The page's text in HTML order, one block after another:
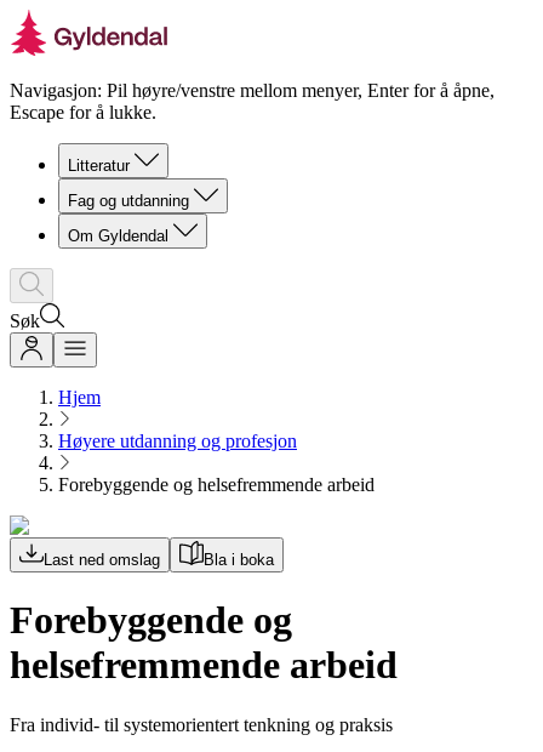
Navigasjon: Pil høyre/venstre mellom menyer, Enter for å åpne,
Escape for å lukke.
Litteratur
Fag og utdanning
Om Gyldendal
Søk
Hjem
Høyere utdanning og profesjon
Forebyggende og helsefremmende arbeid
Last ned omslag Bla i boka
Forebyggende og
helsefremmende arbeid
Fra individ- til systemorientert tenkning og praksis